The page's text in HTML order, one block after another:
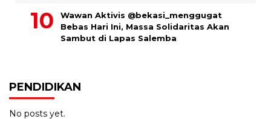
Wawan Aktivis @bekasi_menggugat
Bebas Hari Ini, Massa Solidaritas Akan
Sambut di Lapas Salemba
PENDIDIKAN
No posts yet.